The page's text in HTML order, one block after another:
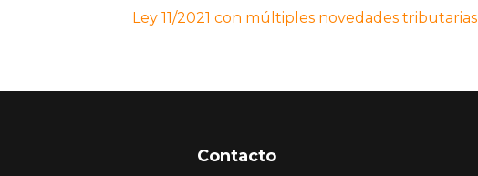
Ley 11/2021 con múltiples novedades tributarias
Contacto